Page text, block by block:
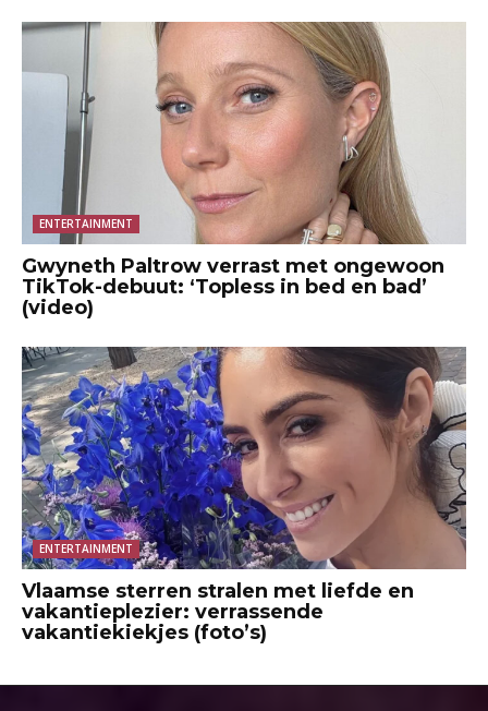
ENTERTAINMENT
Gwyneth Paltrow verrast met ongewoon
TikTok-debuut: ‘Topless in bed en bad’
(video)
ENTERTAINMENT
Vlaamse sterren stralen met liefde en
vakantieplezier: verrassende
vakantiekiekjes (foto’s)